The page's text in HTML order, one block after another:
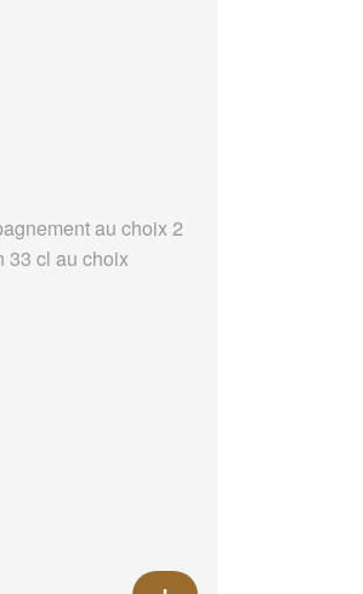
au choix 2
33 cl au choix